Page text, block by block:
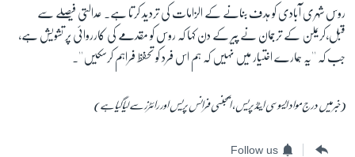
روس شہری آبادی کو ہدف بنانے کے الزامات کی تردید کرتا ہے۔ عدالتی فیصلے سے
قبل،کریملن کے ترجمان نے پیر کے دن کہا کہ روس کو مقدمے کی کارروائی پر تشویش ہے،
جب کہ ''یہ ہمارے اختیار میں نہیں کہ ہم اس فرد کو تحفظ فراہم کرسکیں''۔
(خبر میں درج مواد ایسو سی ایٹڈ پریس، ایجنسی فرانس پریس اور رائٹرز سے لیا گیا ہے)
Follow us